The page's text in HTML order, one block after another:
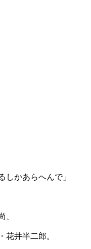
しかあらへんで」
、
花井半二郎。